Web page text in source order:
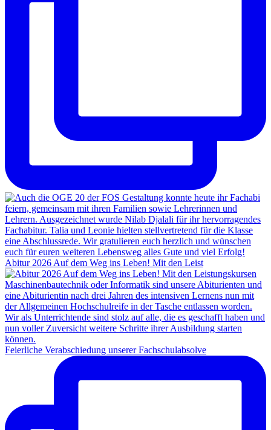
Abitur 2026 Auf dem Weg ins Leben! Mit den Leist
Feierliche Verabschiedung unserer Fachschulabsolve